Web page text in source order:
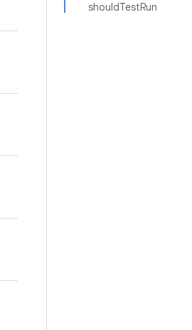
shouldTestRun